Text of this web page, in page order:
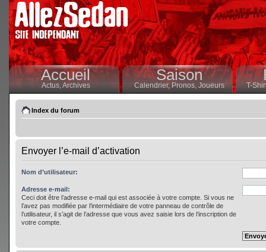
Accueil
Actus,Archives
Saison
Calendrier,Pronos, Joueurs T-
Index du forum
Envoyer l’e-mail d’activation
Nom d’utilisateur:
Adresse e-mail:
Ceci doit être l’adresse e-mail qui est associée à votre compte. Si vous ne
l’avez pas modifiée par l’intermédiaire de votre panneau de contrôle de
l’utilisateur, il s’agit de l’adresse que vous avez saisie lors de l’inscription de
votre compte.